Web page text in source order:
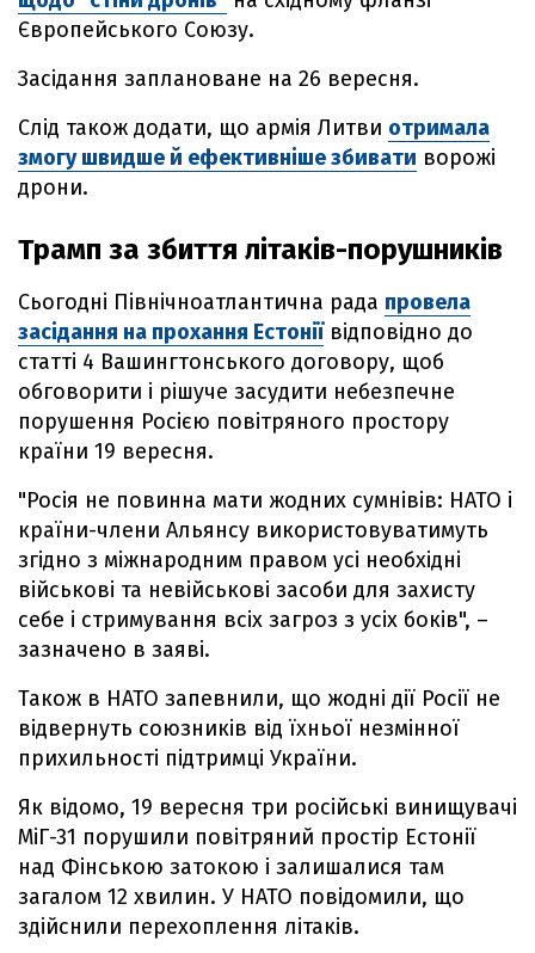
Європейського Союзу.
Засідання заплановане на 26 вересня.
Слід також додати, що армія Литви отримала
змогу швидше й ефективніше збивати ворожі
дрони.
Трамп за збиття літаків-порушників
Сьогодні Північноатлантична рада провела
засідання на прохання Естоніївідповідно до
статті 4 Вашингтонського договору, щоб
обговорити і рішуче засудити небезпечне
порушення Росією повітряного простору
країни 19 вересня.
"Росія не повинна мати жодних сумнівів: НАТО і
країни-члени Альянсу використовуватимуть
згідно з міжнародним правом усі необхідні
військові та невійськові засоби для захисту
себе і стримування всіх загроз з усіх боків", –
зазначено в заяві.
Також в НАТО запевнили, що жодні дії Росії не
відвернуть союзників від їхньої незмінної
прихильності підтримці України.
Як відомо, 19 вересня три російські винищувачі
МіГ-31 порушили повітряний простір Естонії
над Фінською затокою і залишалися там
загалом 12 хвилин. У НАТО повідомили, що
здійснили перехоплення літаків.